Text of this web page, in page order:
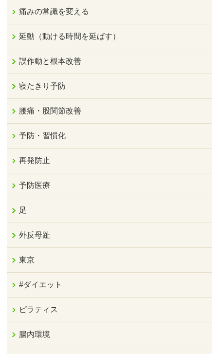
痛みの常識を変える
延動（動ける時間を延ばす）
誤作動と根本改善
寝たきり予防
腰痛・股関節改善
予防・習慣化
再発防止
予防医療
足
外反母趾
東京
#ダイエット
ピラティス
腸内環境